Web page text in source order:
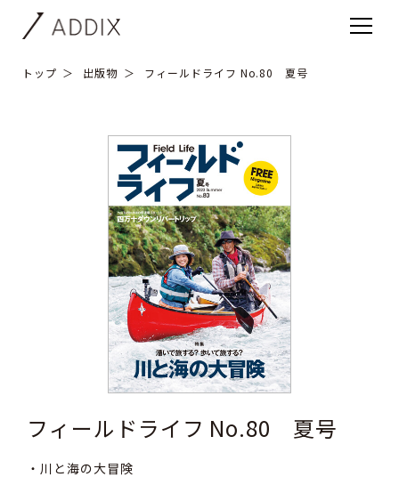
トップ 出版物 フィールドライフ No.80 夏号
フィールドライフ No.80 夏号
・川と海の大冒険